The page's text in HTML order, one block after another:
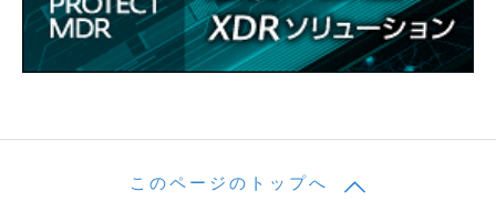
このページのトップへ